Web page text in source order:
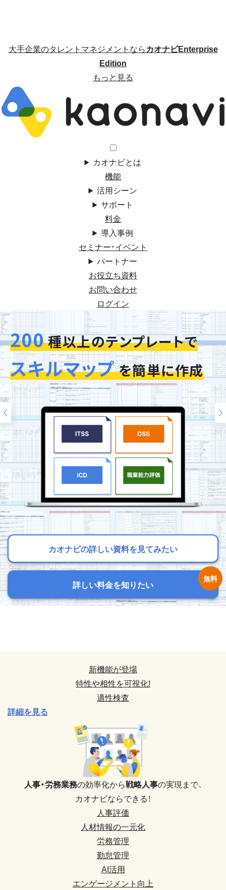
大手企業のタレントマネジメントならカオナビEnterprise
Edition
もっと見る
カオナビとは
機能
活用シーン
サポート
料金
導入事例
セミナー・イベント
パートナー
お役立ち資料
お問い合わせ
ログイン
カオナビの詳しい資料を見てみたい
詳しい料金を知りたい
200
スキルマップ
カオナビの詳しい資料を見てみたい
詳しい料金を知りたい
今お使いの評価シートを
そのまま再現
カオナビの詳しい資料を見てみたい
詳しい料金を知りたい
新機能が登場
特性や相性を可視化!
適性検査
詳細を見る
人事・労務業務の効率化から戦略人事の実現まで、
カオナビならできる！
人事評価
人材情報の一元化
労務管理
勤怠管理
AI活用
エンゲージメント向上